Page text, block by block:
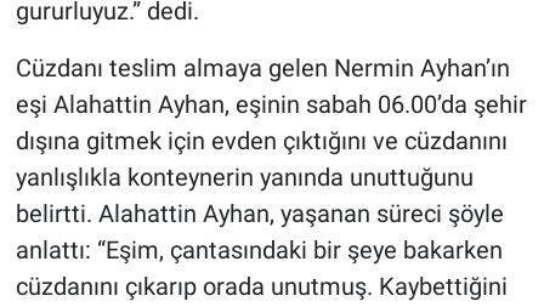
gururluyuz.” dedi.
Cüzdanı teslim almaya gelen Nermin Ayhan’ın
eşi Alahattin Ayhan, eşinin sabah 06.00’da şehir
dışına gitmek için evden çıktığını ve cüzdanını
yanlışlıkla konteynerin yanında unuttuğunu
belirtti. Alahattin Ayhan, yaşanan süreci şöyle
anlattı: “Eşim, çantasındaki bir şeye bakarken
cüzdanını çıkarıp orada unutmuş. Kaybettiğini